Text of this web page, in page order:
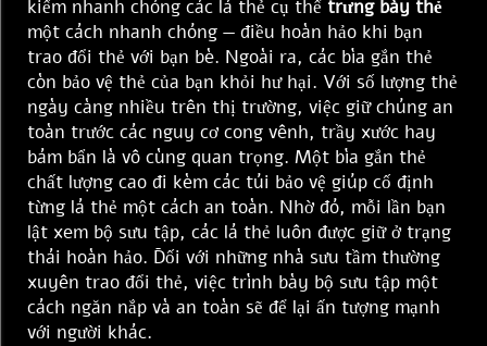
kiếm nhanh chóng các lá thẻ cụ thể trưng bày thẻ
một cách nhanh chóng — điều hoàn hảo khi bạn
trao đổi thẻ với bạn bè. Ngoài ra, các bìa gắn thẻ
còn bảo vệ thẻ của bạn khỏi hư hại. Với số lượng thẻ
ngày càng nhiều trên thị trường, việc giữ chúng an
toàn trước các nguy cơ cong vênh, trầy xước hay
bám bẩn là vô cùng quan trọng. Một bìa gắn thẻ
chất lượng cao đi kèm các túi bảo vệ giúp cố định
từng lá thẻ một cách an toàn. Nhờ đó, mỗi lần bạn
lật xem bộ sưu tập, các lá thẻ luôn được giữ ở trạng
thái hoàn hảo. Đối với những nhà sưu tầm thường
xuyên trao đổi thẻ, việc trình bày bộ sưu tập một
cách ngăn nắp và an toàn sẽ để lại ấn tượng mạnh
với người khác.